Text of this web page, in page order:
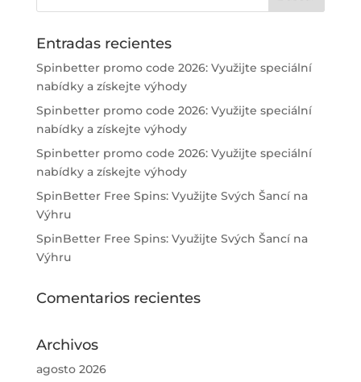
Entradas recientes
Spinbetter promo code 2026: Využijte speciální
nabídky a získejte výhody
Spinbetter promo code 2026: Využijte speciální
nabídky a získejte výhody
Spinbetter promo code 2026: Využijte speciální
nabídky a získejte výhody
SpinBetter Free Spins: Využijte Svých Šancí na
Výhru
SpinBetter Free Spins: Využijte Svých Šancí na
Výhru
Comentarios recientes
Archivos
agosto 2026